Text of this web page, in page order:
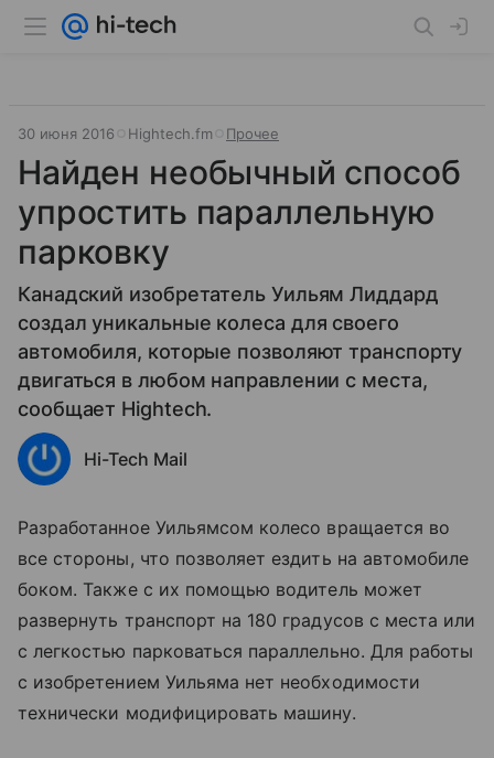
30 июня 2016 Hightech.fm Прочее
Найден необычный способ
упростить параллельную
парковку
Канадский изобретатель Уильям Лиддард
создал уникальные колеса для своего
автомобиля, которые позволяют транспорту
двигаться в любом направлении с места,
сообщает Hightech.
Hi-Tech Mail
Разработанное Уильямсом колесо вращается во
все стороны, что позволяет ездить на автомобиле
боком. Также с их помощью водитель может
развернуть транспорт на 180 градусов с места или
с легкостью парковаться параллельно. Для работы
с изобретением Уильяма нет необходимости
технически модифицировать машину.